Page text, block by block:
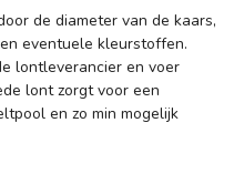
de diameter van de kaars,
eventuele kleurstoffen.
lontleverancier en voer
lont zorgt voor een
en zo min mogelijk